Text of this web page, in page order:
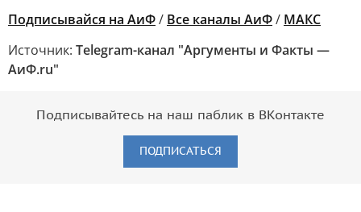
Подписывайся на АиФ/ Все каналы АиФ/ MAКС
Источник: Telegram-канал "Аргументы и Факты —
АиФ.ru"
Подписывайтесь на наш паблик в ВКонтакте
ПОДПИСАТЬСЯ